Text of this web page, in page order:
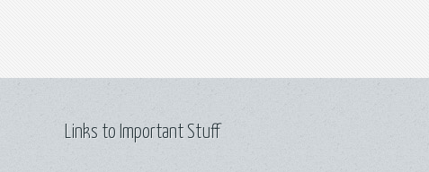
Links to Important Stuff